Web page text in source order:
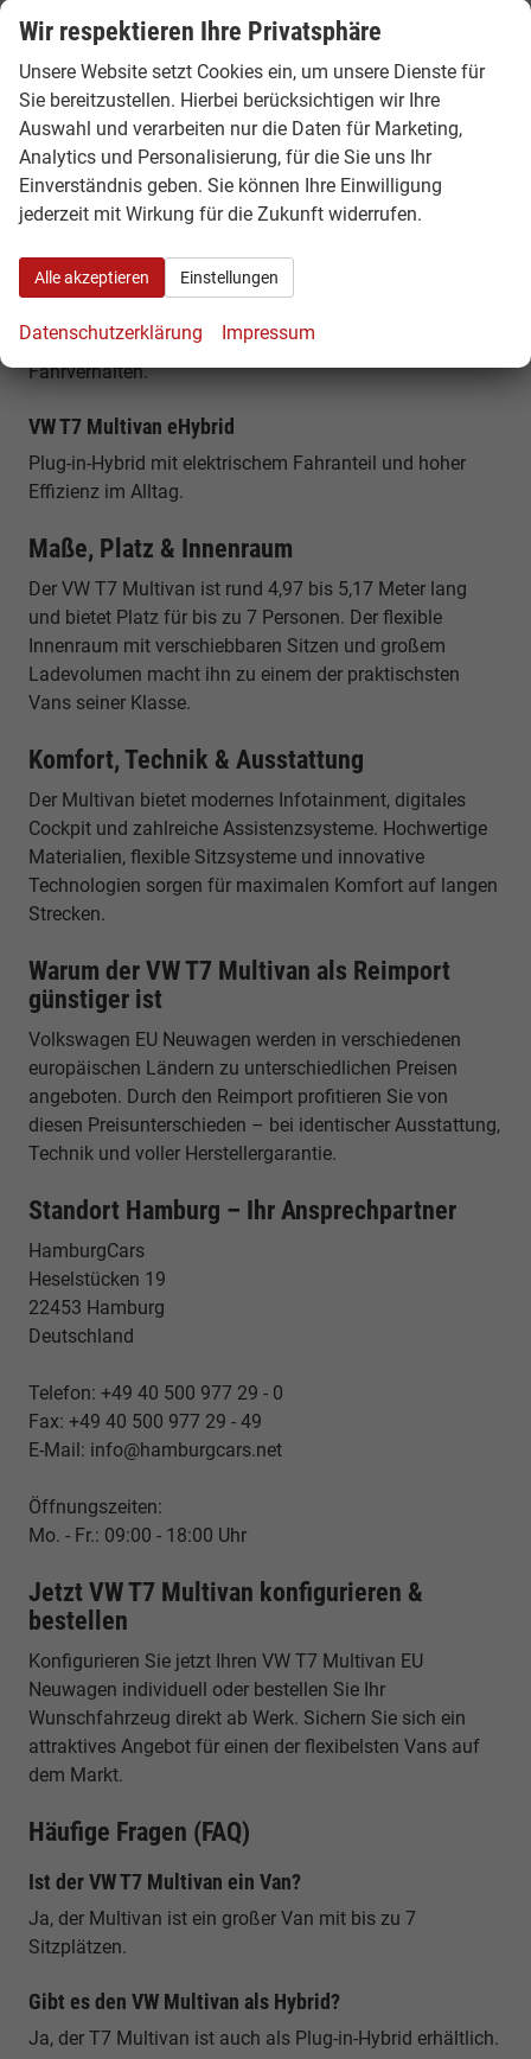
Beliebte Varianten des VW T7 Multivan
VW T7 Multivan EU Neuwagen – Einstieg
Attraktive Basisversion mit moderner Ausstattung und
ideal für Alltag und Familie.
VW T7 Multivan 2.0 TDI
Effizienter Diesel mit hoher Reichweite und ideal für
Vielfahrer.
Leistungsstarker Benzinmotor mit sportlichem
Fahrverhalten.
VW T7 Multivan eHybrid
Plug-in-Hybrid mit elektrischem Fahranteil und hoher
Effizienz im Alltag.
Maße, Platz & Innenraum
Der VW T7 Multivan ist rund 4,97 bis 5,17 Meter lang
und bietet Platz für bis zu 7 Personen. Der flexible
Innenraum mit verschiebbaren Sitzen und großem
Ladevolumen macht ihn zu einem der praktischsten
Vans seiner Klasse.
Komfort, Technik & Ausstattung
Der Multivan bietet modernes Infotainment, digitales
Cockpit und zahlreiche Assistenzsysteme. Hochwertige
Materialien, flexible Sitzsysteme und innovative
Technologien sorgen für maximalen Komfort auf langen
Strecken.
Warum der VW T7 Multivan als Reimport
günstiger ist
Volkswagen EU Neuwagen werden in verschiedenen
europäischen Ländern zu unterschiedlichen Preisen
angeboten. Durch den Reimport profitieren Sie von
diesen Preisunterschieden – bei identischer Ausstattung,
Technik und voller Herstellergarantie.
Standort Hamburg – Ihr Ansprechpartner
HamburgCars
Heselstücken 19
22453 Hamburg
Deutschland
Telefon: +49 40 500 977 29 - 0
Fax: +49 40 500 977 29 - 49
E-Mail: info@hamburgcars.net
Öffnungszeiten:
Mo. - Fr.: 09:00 - 18:00 Uhr
Jetzt VW T7 Multivan konfigurieren &
bestellen
Konfigurieren Sie jetzt Ihren VW T7 Multivan EU
Neuwagen individuell oder bestellen Sie Ihr
Wunschfahrzeug direkt ab Werk. Sichern Sie sich ein
attraktives Angebot für einen der flexibelsten Vans auf
dem Markt.
Häufige Fragen (FAQ)
Ist der VW T7 Multivan ein Van?
Ja, der Multivan ist ein großer Van mit bis zu 7
Sitzplätzen.
Gibt es den VW Multivan als Hybrid?
Ja, der T7 Multivan ist auch als Plug-in-Hybrid erhältlich.
Wir respektieren Ihre Privatsphäre
Unsere Website setzt Cookies ein, um unsere Dienste für
Sie bereitzustellen. Hierbei berücksichtigen wir Ihre
Auswahl und verarbeiten nur die Daten für Marketing,
Analytics und Personalisierung, für die Sie uns Ihr
Einverständnis geben. Sie können Ihre Einwilligung
jederzeit mit Wirkung für die Zukunft widerrufen.
Alle akzeptieren Einstellungen
Datenschutzerklärung Impressum